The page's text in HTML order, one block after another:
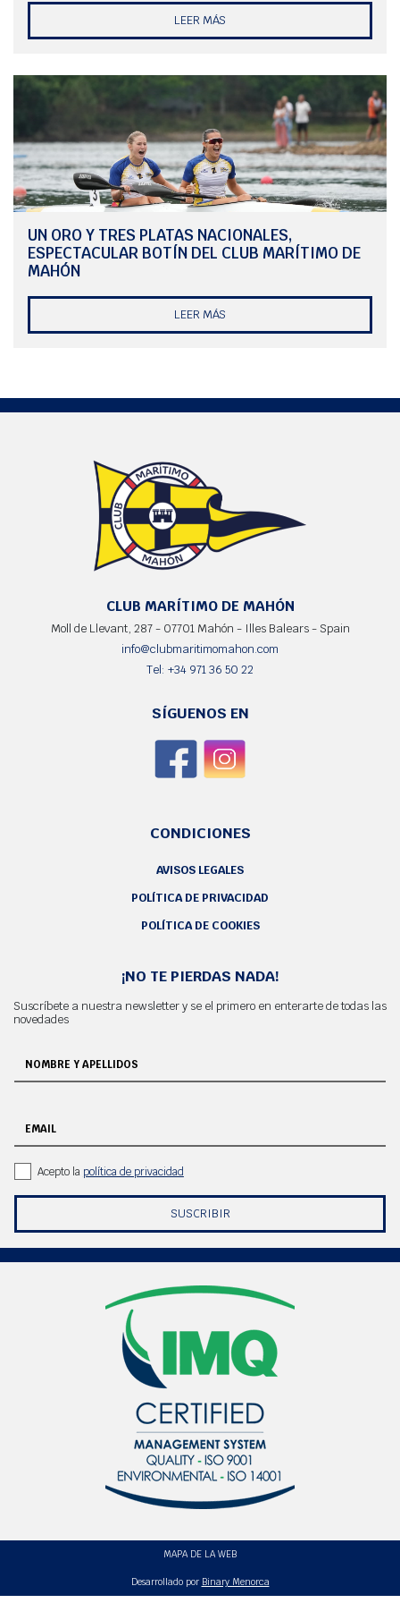
entrenamientos con vistas a las próximas competiciones, subiendo
la intensidad de las cargas de entrenamiento y buscando una mejor
LEER MÁS
UN ORO Y TRES PLATAS NACIONALES,
ESPECTACULAR BOTÍN DEL CLUB MARÍTIMO DE
MAHÓN
LEER MÁS
CLUB MARÍTIMO DE MAHÓN
Moll de Llevant, 287 - 07701 Mahón - Illes Balears - Spain
info@clubmaritimomahon.com
Tel: +34 971 36 50 22
SÍGUENOS EN
CONDICIONES
AVISOS LEGALES
POLÍTICA DE PRIVACIDAD
POLÍTICA DE COOKIES
¡NO TE PIERDAS NADA!
Suscríbete a nuestra newsletter y se el primero en enterarte de todas las
novedades
NOMBRE Y APELLIDOS
EMAIL
Acepto la política de privacidad
SUSCRIBIR
MAPA DE LA WEB
Desarrollado por Binary Menorca